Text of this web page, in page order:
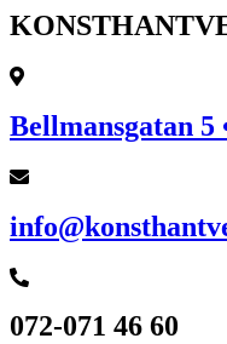
Bellmansgatan 5
072-071 46 60